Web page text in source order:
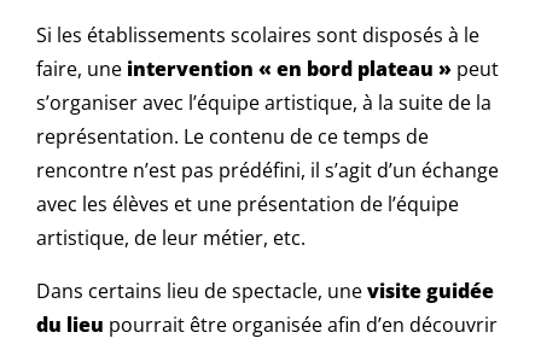
Si les établissements scolaires sont disposés à le
faire, une intervention « en bord plateau » peut
s’organiser avec l’équipe artistique, à la suite de la
représentation. Le contenu de ce temps de
rencontre n’est pas prédéfini, il s’agit d’un échange
avec les élèves et une présentation de l’équipe
artistique, de leur métier, etc.
Dans certains lieu de spectacle, unevisite guidée
du lieu pourrait être organisée afin d’en découvrir